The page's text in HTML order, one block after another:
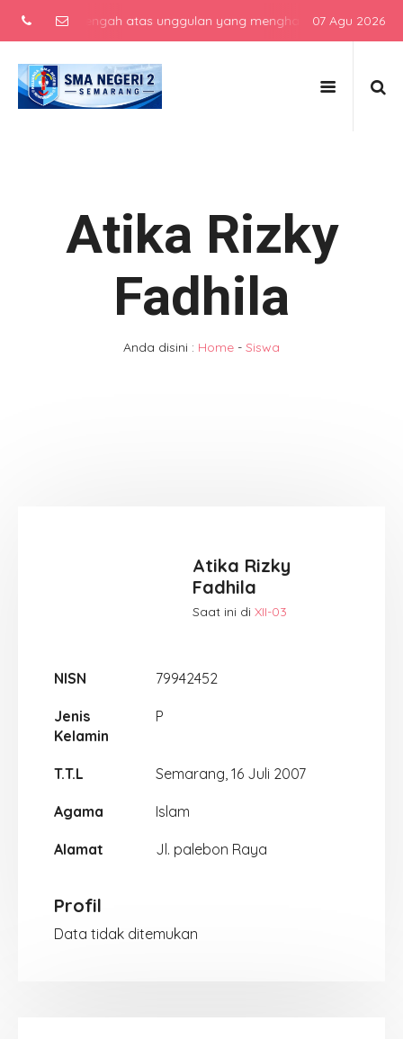
menengah atas unggulan yang menghasilkan lulusan
07 Agu 2026
Atika Rizky
Fadhila
Anda disini : Home - Siswa
Atika Rizky
Fadhila
Saat ini di XII-03
NISN 79942452
Jenis
Kelamin
P
T.T.L Semarang, 16 Juli 2007
Agama Islam
Alamat Jl. palebon Raya
Profil
Data tidak ditemukan